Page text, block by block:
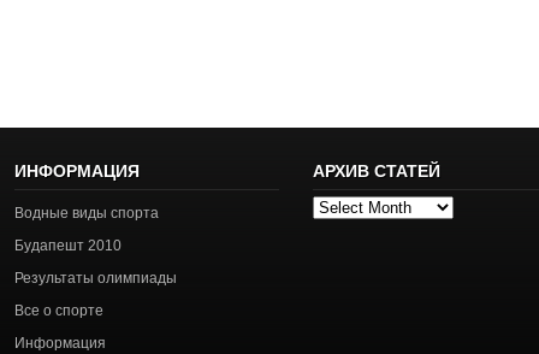
ИНФОРМАЦИЯ
Водные виды спорта
Будапешт 2010
Результаты олимпиады
Все о спорте
Информация
АРХИВ СТАТЕЙ
Архив